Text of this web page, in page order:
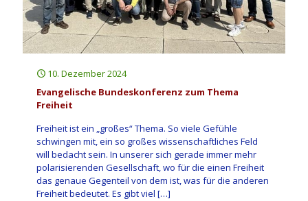
10. Dezember 2024
Evangelische Bundeskonferenz zum Thema
Freiheit
Freiheit ist ein „großes“ Thema. So viele Gefühle
schwingen mit, ein so großes wissenschaftliches Feld
will bedacht sein. In unserer sich gerade immer mehr
polarisierenden Gesellschaft, wo für die einen Freiheit
das genaue Gegenteil von dem ist, was für die anderen
Freiheit bedeutet. Es gibt viel […]